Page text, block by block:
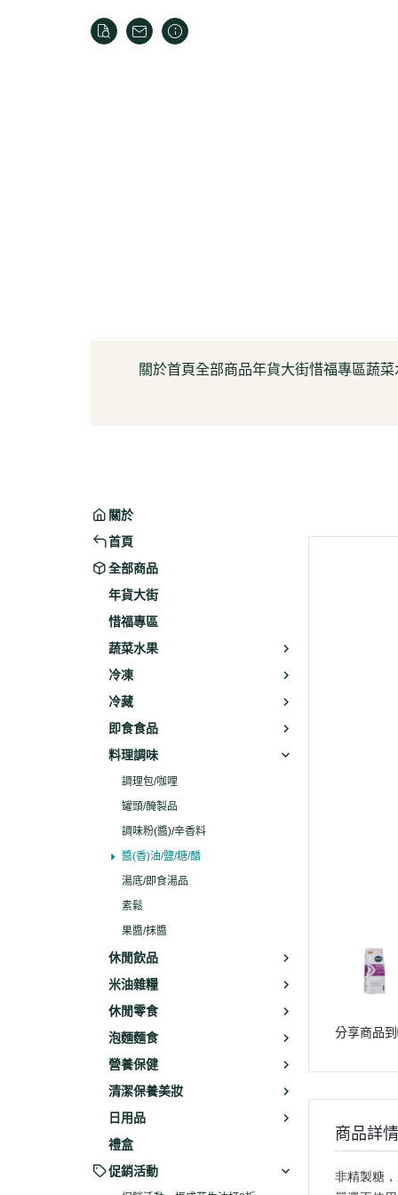
關於首頁全部商品年貨大街惜福專區蔬菜
關於
首頁
全部商品
年貨大街
惜福專區
蔬菜水果
冷凍
冷藏
即食食品
料理調味
調理包/咖哩
罐頭/醃製品
調味粉(醬)/辛香料
醬(香)油/鹽/糖/醋
湯底/即食湯品
素鬆
果醬/抹醬
休閒飲品
米油雜糧
休閒零食
泡麵麵食
營養保健
清潔保養美妝
日用品
禮盒
促銷活動
分享商品到
商品詳情
非精製糖